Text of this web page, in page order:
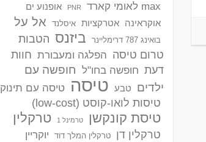
max לאומי קארד PNR
אופנוע ים
אוקראינה
אטרקציות איסלנד אל על
בואינג 787 דרימליינר ביזנס הטבות
טרום טיסה
הפלגה ומעבורת חוות
דעת חופשה בחו"ל
חופשה עם
ילדים
טבע טיסה טיסה עם תינוק
טיסות לואו-קוסט (low-cost)
טיסת קונקשן טרמינל 1 טרקלין
טרקלין דן טרקלין המלך דוד יוקריין